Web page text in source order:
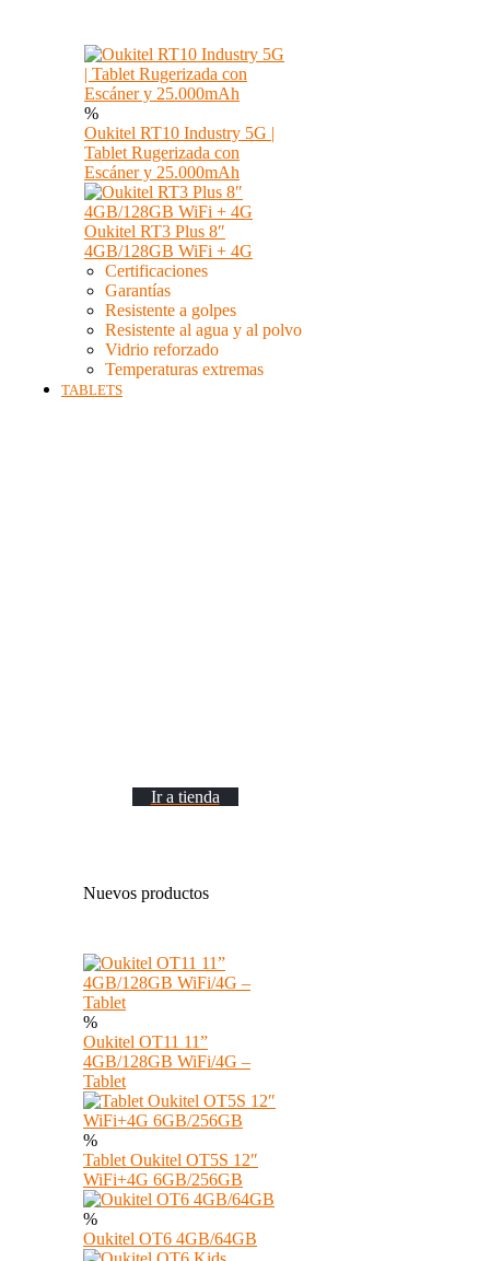
%
Oukitel RT10 Industry 5G |
Tablet Rugerizada con
Escáner y 25.000mAh
Oukitel RT3 Plus 8″
4GB/128GB WiFi + 4G
Certificaciones
Garantías
Resistente a golpes
Resistente al agua y al polvo
Vidrio reforzado
Temperaturas extremas
TABLETS
Ir a tienda
Nuevos productos
%
Oukitel OT11 11”
4GB/128GB WiFi/4G –
Tablet
%
Tablet Oukitel OT5S 12″
WiFi+4G 6GB/256GB
%
Oukitel OT6 4GB/64GB